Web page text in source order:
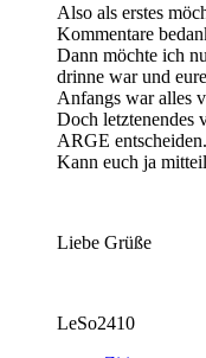
Also als erstes
Kommentare
Dann möchte ich
drinne war und
Anfangs war alles
Doch letztenendes
ARGE entscheiden.
Kann euch ja
Liebe Grüße
LeSo2410